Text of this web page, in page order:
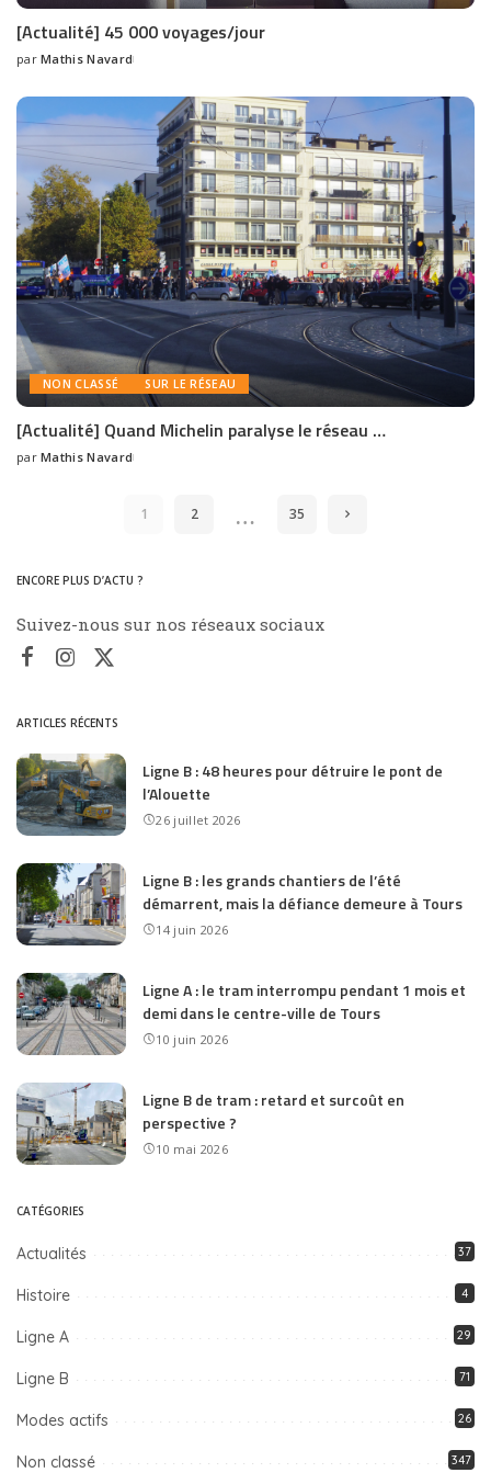
[Actualité] 45 000 voyages/jour
par Mathis Navard
NON CLASSÉ SUR LE RÉSEAU
[Actualité] Quand Michelin paralyse le réseau …
par Mathis Navard
1 2 … 35
ENCORE PLUS D’ACTU ?
Suivez-nous sur nos réseaux sociaux
ARTICLES RÉCENTS
Ligne B : 48 heures pour détruire le pont de
l’Alouette
26 juillet 2026
Ligne B : les grands chantiers de l’été
démarrent, mais la défiance demeure à Tours
14 juin 2026
Ligne A : le tram interrompu pendant 1 mois et
demi dans le centre-ville de Tours
10 juin 2026
Ligne B de tram : retard et surcoût en
perspective ?
10 mai 2026
CATÉGORIES
Actualités 37
Histoire 4
Ligne A 29
Ligne B 71
Modes actifs 26
Non classé 347